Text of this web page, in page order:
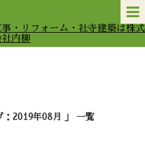
：2019年08月 」 一覧